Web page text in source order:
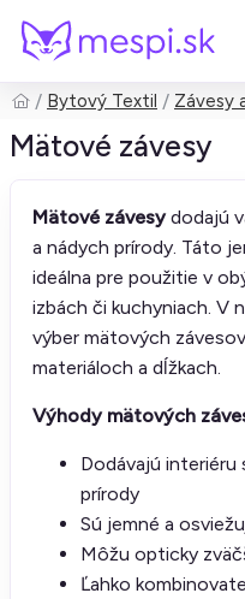
Hľadať
Bytový Textil Závesy
Mätové závesy
Mätové závesydodajú
a nádych prírody. Táto
ideálna pre použitie v
izbách či kuchyniach. V
výber mätových
materiáloch a dĺžkach.
Výhody mätových
Dodávajú interiéru
prírody
Sú jemné a
Môžu opticky
Ľahko